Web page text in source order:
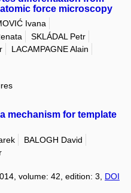
force microscopy
Ivana
SKLÁDAL Petr
LACAMPAGNE Alain
mechanism for template
BALOGH David
volume: 42, edition: 3, DOI